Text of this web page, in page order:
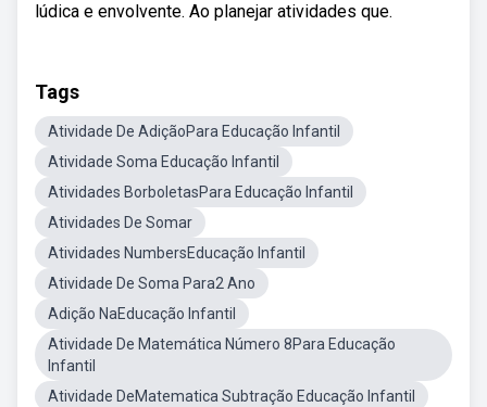
lúdica e envolvente. Ao planejar atividades que.
Tags
Atividade De AdiçãoPara Educação Infantil
Atividade Soma Educação Infantil
Atividades BorboletasPara Educação Infantil
Atividades De Somar
Atividades NumbersEducação Infantil
Atividade De Soma Para2 Ano
Adição NaEducação Infantil
Atividade De Matemática Número 8Para Educação
Infantil
Atividade DeMatematica Subtração Educação Infantil